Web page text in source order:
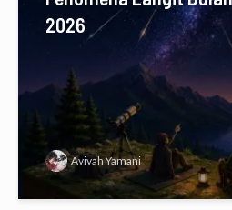
2026
Avivah Yamani